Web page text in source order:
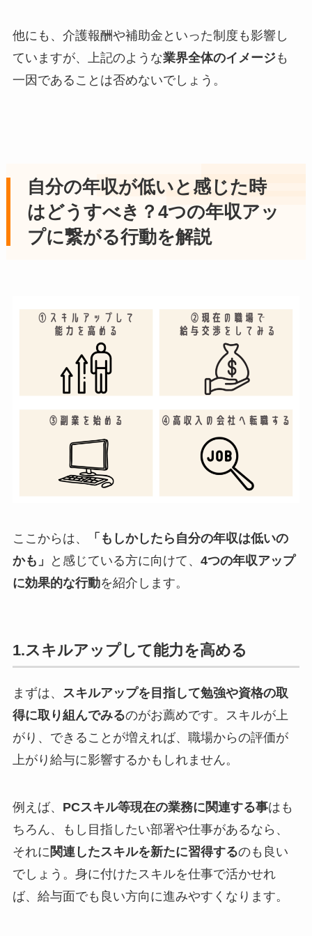
他にも、介護報酬や補助金といった制度も影響し
ていますが、上記のような業界全体のイメージも
一因であることは否めないでしょう。
自分の年収が低いと感じた時
はどうすべき？4つの年収アッ
プに繋がる行動を解説
ここからは、
「もしかしたら自分の年収は低いの
かも」
と感じている方に向けて、 4つの年収アップ
に効果的な行動を紹介します。
1.スキルアップして能力を高める
まずは、 スキルアップを目指して勉強や資格の取
得に取り組んでみるのがお薦めです。スキルが上
がり、できることが増えれば、職場からの評価が
上がり給与に影響するかもしれません。
例えば、 PCスキル等現在の業務に関連する事はも
ちろん、もし目指したい部署や仕事があるなら、
それに関連したスキルを新たに習得するのも良い
でしょう。身に付けたスキルを仕事で活かせれ
ば、給与面でも良い方向に進みやすくなります。